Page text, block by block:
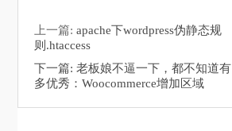
上一篇:​apache下wordpress伪静态规
则.htaccess
下一篇:老板娘不逼一下，都不知道有
多优秀：Woocommerce增加区域